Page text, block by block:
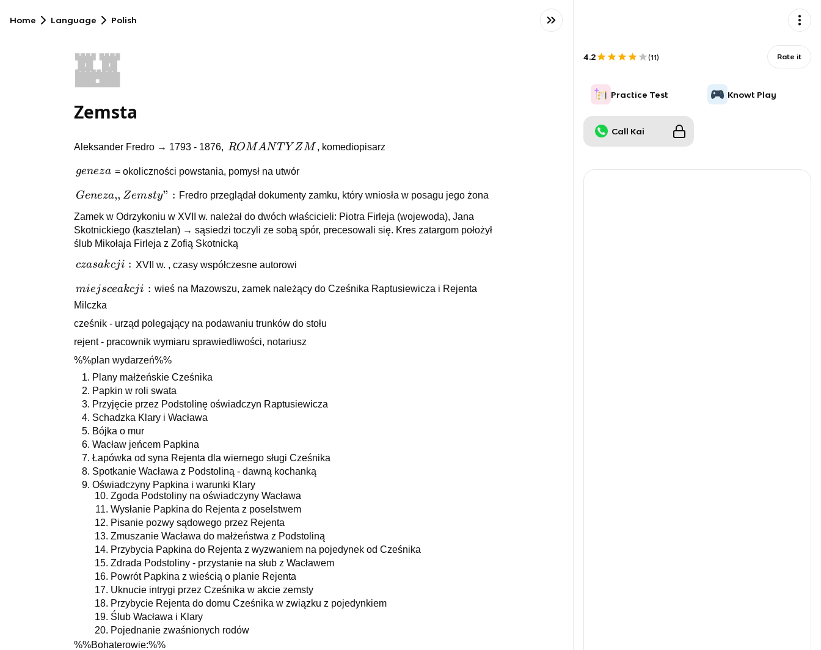
Home Language Polish
🏰
Zemsta
Aleksander Fredro → 1793 - 1876, ROMANTYZM
ROMANT Y ZM , komediopisarz
geneza
geneza = okoliczności powstania, pomysł na utwór
Geneza
Geneza,, Zemsty” : Fredro przeglądał dokumenty zamku, który wniosła w posagu jego żona
Zamek w Odrzykoniu w XVII w. należał do dwóch właścicieli: Piotra Firleja (wojewoda), Jana
Skotnickiego (kasztelan) → sąsiedzi toczyli ze sobą spór, precesowali się. Kres zatargom położył
ślub Mikołaja Firleja z Zofią Skotnicką
czas
czasakcji : XVII w. , czasy współczesne autorowi
miejsce
akcji:
miejsceakcji : wieś na Mazowszu, zamek należący do Cześnika Raptusiewicza i Rejenta
Milczka
cześnik - urząd polegający na podawaniu trunków do stołu
rejent - pracownik wymiaru sprawiedliwości, notariusz
%%plan wydarzeń%%
Plany małżeńskie Cześnika
Papkin w roli swata
Przyjęcie przez Podstolinę oświadczyn Raptusiewicza
Schadzka Klary i Wacława
Bójka o mur
Wacław jeńcem Papkina
Łapówka od syna Rejenta dla wiernego sługi Cześnika
Spotkanie Wacława z Podstoliną - dawną kochanką
Oświadczyny Papkina i warunki Klary
Zgoda Podstoliny na oświadczyny Wacława
Wysłanie Papkina do Rejenta z poselstwem
Pisanie pozwy sądowego przez Rejenta
Zmuszanie Wacława do małżeństwa z Podstoliną
Przybycia Papkina do Rejenta z wyzwaniem na pojedynek od Cześnika
Zdrada Podstoliny - przystanie na słub z Wacławem
Powrót Papkina z wieścią o planie Rejenta
Uknucie intrygi przez Cześnika w akcie zemsty
Przybycie Rejenta do domu Cześnika w związku z pojedynkiem
Ślub Wacława i Klary
Pojednanie zwaśnionych rodów
%%Bohaterowie:%%
4.2 (11) Rate it
Practice Test Knowt Play
Call Kai